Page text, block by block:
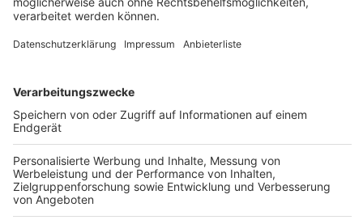
das ist jetzt sehr wohl zu beobachten“, sagt Rolf
Krauß, der den Bereich Steuerrecht und
der Immobilienunternehmen und Investoren früher in
den USA investiert haben, ist damit weg.“ Amerika als
Investitionsstandort für Immobilienunternehmen sei
nicht mehr so attraktiv, wie es das vor Trumps
Wiederwahl noch war.